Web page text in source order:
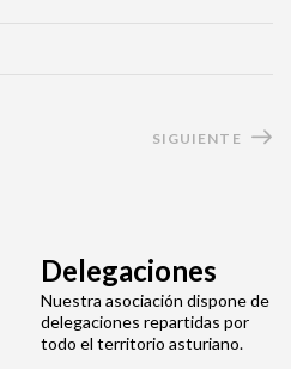
SIGUIENTE
Delegaciones
Nuestra asociación dispone de
delegaciones repartidas por
todo el territorio asturiano.